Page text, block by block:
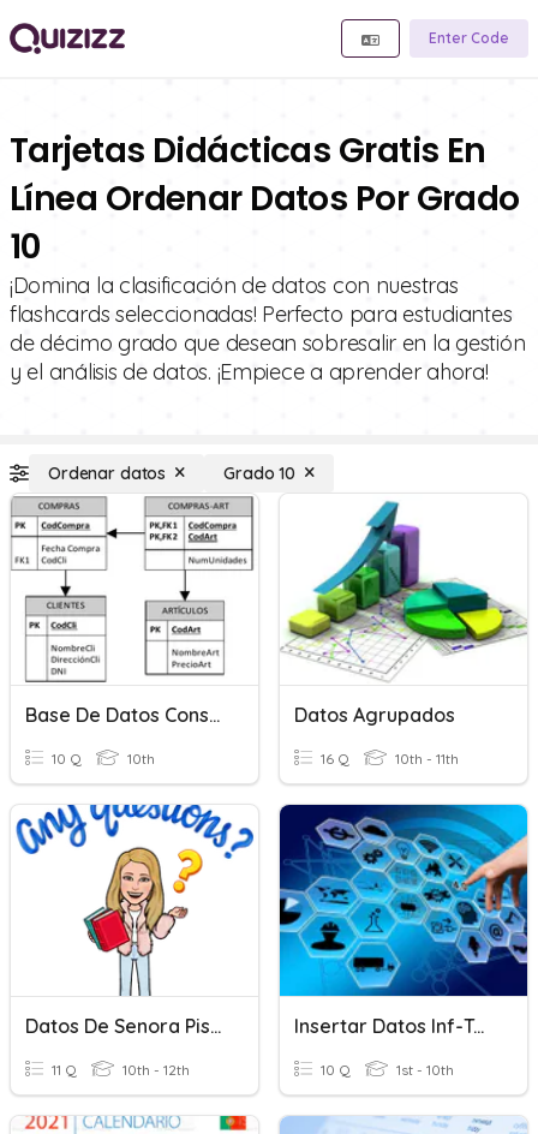
Enter Code
Tarjetas Didácticas Gratis En
Línea Ordenar Datos Por Grado
10
¡Domina la clasificación de datos con nuestras
flashcards seleccionadas! Perfecto para estudiantes
de décimo grado que desean sobresalir en la gestión
y el análisis de datos. ¡Empiece a aprender ahora!
Ordenar datos Grado 10
Base De Datos Consultas
10 Q 10th
Datos Agrupados
16 Q 10th - 11th
Datos De Senora Piscal
11 Q 10th - 12th
Insertar Datos Inf-Tec 904
10 Q 1st - 10th